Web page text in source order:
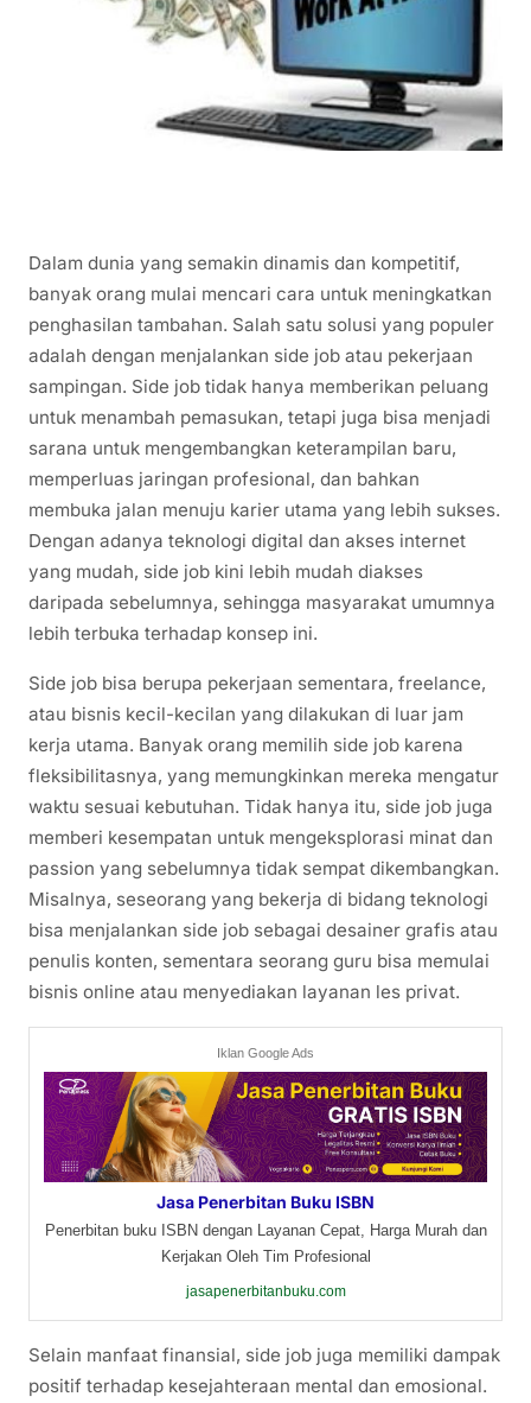
Dalam dunia yang semakin dinamis dan kompetitif,
banyak orang mulai mencari cara untuk meningkatkan
penghasilan tambahan. Salah satu solusi yang populer
adalah dengan menjalankan side job atau pekerjaan
sampingan. Side job tidak hanya memberikan peluang
untuk menambah pemasukan, tetapi juga bisa menjadi
sarana untuk mengembangkan keterampilan baru,
memperluas jaringan profesional, dan bahkan
membuka jalan menuju karier utama yang lebih sukses.
Dengan adanya teknologi digital dan akses internet
yang mudah, side job kini lebih mudah diakses
daripada sebelumnya, sehingga masyarakat umumnya
lebih terbuka terhadap konsep ini.
Side job bisa berupa pekerjaan sementara, freelance,
atau bisnis kecil-kecilan yang dilakukan di luar jam
kerja utama. Banyak orang memilih side job karena
fleksibilitasnya, yang memungkinkan mereka mengatur
waktu sesuai kebutuhan. Tidak hanya itu, side job juga
memberi kesempatan untuk mengeksplorasi minat dan
passion yang sebelumnya tidak sempat dikembangkan.
Misalnya, seseorang yang bekerja di bidang teknologi
bisa menjalankan side job sebagai desainer grafis atau
penulis konten, sementara seorang guru bisa memulai
bisnis online atau menyediakan layanan les privat.
Iklan Google Ads
Jasa Penerbitan Buku ISBN
Penerbitan buku ISBN dengan Layanan Cepat, Harga Murah dan
Kerjakan Oleh Tim Profesional
jasapenerbitanbuku.com
Selain manfaat finansial, side job juga memiliki dampak
positif terhadap kesejahteraan mental dan emosional.